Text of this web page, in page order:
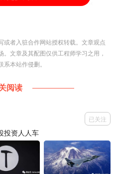
无掩膜芯片，简单来说，
微电子领域的技术主权
刻机数需要用专门的掩膜
复合体所制作的装置，是
全自动化，随后的另外一
器。
500 万卢布（当前约
工具的成本未知。
十有八九将应用在生产
夫哥罗德策略发展机构之
或者入驻合作网站授权转载。文章观点
文章及其配图仅供工程师学习之用，
本站作侵删。
阅读
已关注
投资人人车